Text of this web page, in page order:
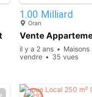
1.00 Milliard
Oran
Vente
il y a 2 ans
vendre
35 vues